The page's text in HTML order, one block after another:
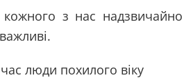
кожного з нас надзвичайно
люди похилого віку